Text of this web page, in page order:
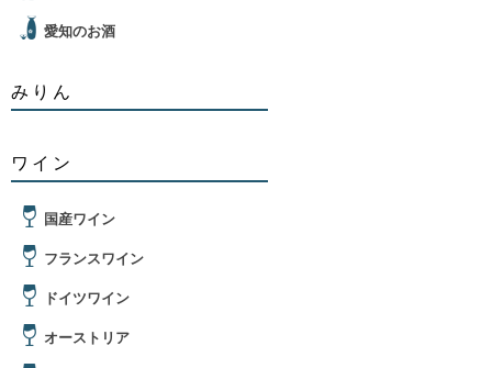
愛知のお酒
みりん
ワイン
国産ワイン
フランスワイン
ドイツワイン
オーストリア